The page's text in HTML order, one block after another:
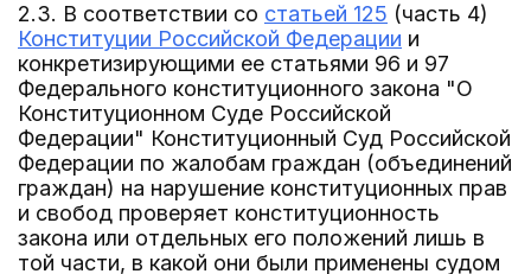
2.3. В соответствии со статьей 125 (часть 4)
Конституции Российской Федерации и
конкретизирующими ее статьями 96 и 97
Федерального конституционного закона "О
Конституционном Суде Российской
Федерации" Конституционный Суд Российской
Федерации по жалобам граждан (объединений
граждан) на нарушение конституционных прав
и свобод проверяет конституционность
закона или отдельных его положений лишь в
той части, в какой они были применены судом